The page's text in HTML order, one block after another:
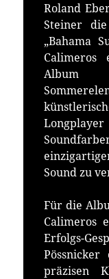
Roland
Steiner
„Bahama
Calimeros
Album
Sound zu
Für die
Calimeros
Erfolgs-
präzisen